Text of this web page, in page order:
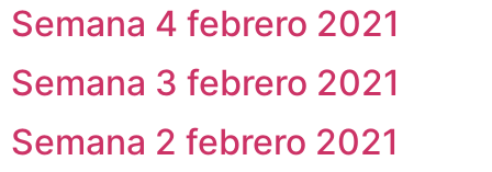
Semana 4 febrero 2021
Semana 3 febrero 2021
Semana 2 febrero 2021